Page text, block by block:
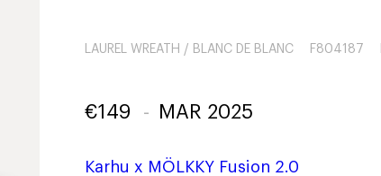
LAUREL WREATH / BLANC DE BLANC F804187
€149 - MAR 2025
Karhu x MÖLKKY Fusion 2.0